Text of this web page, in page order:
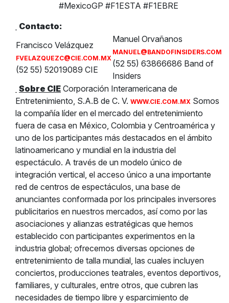
#MexicoGP #F1ESTA #F1EBRE
Contacto:
Francisco Velázquez
FVELAZQUEZC@CIE.COM.MX
(52 55) 52019089 CIE
Manuel Orvañanos
MANUEL@BANDOFINSIDERS.COM
(52 55) 63866686 Band of
Insiders
Sobre CIE Corporación Interamericana de
Entretenimiento, S.A.B de C. V. WWW.CIE.COM.MX Somos
la compañía líder en el mercado del entretenimiento
fuera de casa en México, Colombia y Centroamérica y
uno de los participantes más destacados en el ámbito
latinoamericano y mundial en la industria del
espectáculo. A través de un modelo único de
integración vertical, el acceso único a una importante
red de centros de espectáculos, una base de
anunciantes conformada por los principales inversores
publicitarios en nuestros mercados, así como por las
asociaciones y alianzas estratégicas que hemos
establecido con participantes experimentos en la
industria global; ofrecemos diversas opciones de
entretenimiento de talla mundial, las cuales incluyen
conciertos, producciones teatrales, eventos deportivos,
familiares, y culturales, entre otros, que cubren las
necesidades de tiempo libre y esparcimiento de